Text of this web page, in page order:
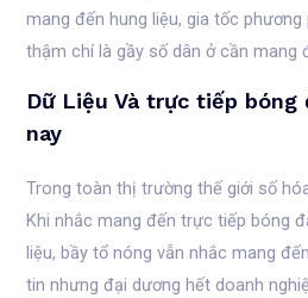
mang đến hung liệu, gia tốc
thậm chí là gầy số dân ở cần mang
Dữ Liệu Và trực tiếp bóng
nay
Trong toàn thị trường thế giới số
Khi nhắc mang đến trực tiếp bóng
liệu, bầy tổ nóng vẫn nhắc mang
tin nhưng đại dương hết doanh